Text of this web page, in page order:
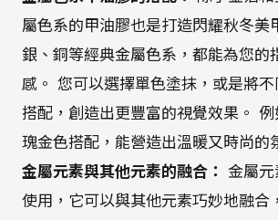
屬色系的甲油膠也是打造閃耀秋冬美
銀、銅等經典金屬色系，都能為您的
感。 您可以選擇單色塗抹，或是將
搭配，創造出更豐富的視覺效果。
瑰金色搭配，能營造出溫暖又時尚的
金屬元素與其他元素的融合： 金屬
使用，它可以與其他元素巧妙地融合